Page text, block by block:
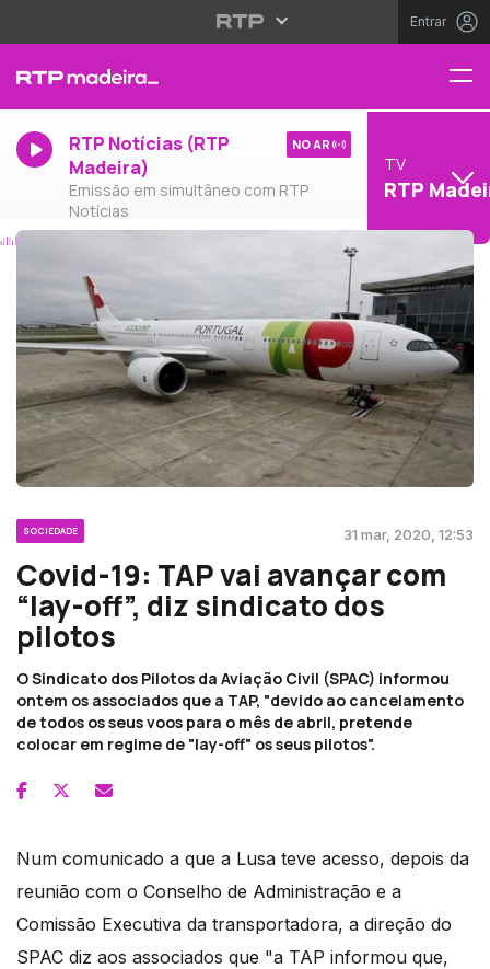
Entrar
RTP Notícias (RTP
Madeira)
Emissão em simultâneo com RTP
Notícias
NO AR
TV
RTP
SOCIEDADE 31 mar, 2020, 12:53
Covid-19: TAP vai avançar com
“lay-off”, diz sindicato dos
pilotos
O Sindicato dos Pilotos da Aviação Civil (SPAC) informou
ontem os associados que a TAP, "devido ao cancelamento
de todos os seus voos para o mês de abril, pretende
colocar em regime de "lay-off" os seus pilotos".
Num comunicado a que a Lusa teve acesso, depois da
reunião com o Conselho de Administração e a
Comissão Executiva da transportadora, a direção do
SPAC diz aos associados que "a TAP informou que,